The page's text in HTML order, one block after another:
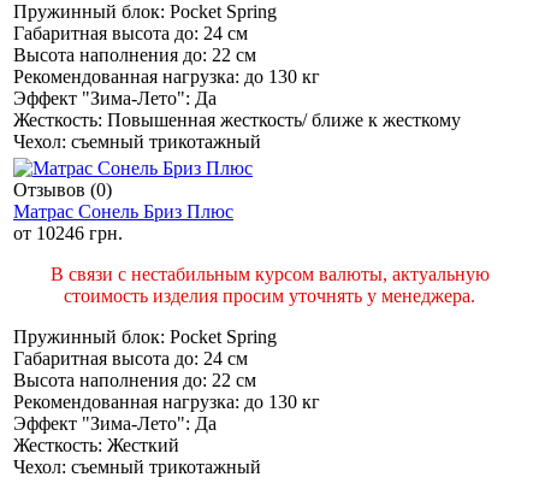
Пружинный блок: Pocket Spring
Габаритная высота до: 24 см
Высота наполнения до: 22 см
Рекомендованная нагрузка: до 130 кг
Эффект "Зима-Лето": Да
Жесткость: Повышенная жесткость/ ближе к жесткому
Чехол: съемный трикотажный
Отзывов (0)
Матрас Сонель Бриз Плюс
от 10246 грн.
В связи с нестабильным курсом валюты, актуальную
стоимость изделия просим уточнять у менеджера.
Пружинный блок: Pocket Spring
Габаритная высота до: 24 см
Высота наполнения до: 22 см
Рекомендованная нагрузка: до 130 кг
Эффект "Зима-Лето": Да
Жесткость: Жесткий
Чехол: съемный трикотажный